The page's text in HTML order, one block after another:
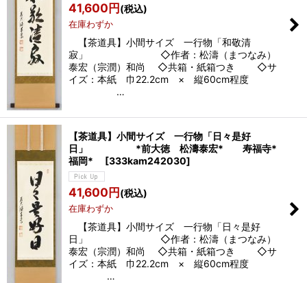
41,600円(税込)
在庫わずか
【茶道具】小間サイズ 一行物「和敬清
寂」 ◇作者：松濤（まつなみ）
泰宏（宗潤）和尚 ◇共箱・紙箱つき ◇サ
イズ：本紙 巾22.2cm × 縦60cm程度
…
【茶道具】小間サイズ 一行物「日々是好
日」 *前大徳 松濤泰宏* 寿福寺*
福岡*
[333kam242030]
41,600円(税込)
在庫わずか
【茶道具】小間サイズ 一行物「日々是好
日」 ◇作者：松濤（まつなみ）
泰宏（宗潤）和尚 ◇共箱・紙箱つき ◇サ
イズ：本紙 巾22.2cm × 縦60cm程度
…